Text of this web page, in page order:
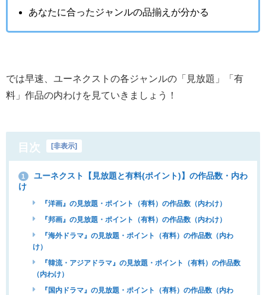
あなたに合ったジャンルの品揃えが分かる
では早速、ユーネクストの各ジャンルの「見放題」「有
料」作品の内わけを見ていきましょう！
目次 非表示
1
ユーネクスト【見放題と有料(ポイント)】の作品数・内わ
け
『洋画』の見放題・ポイント（有料）の作品数（内わけ）
『邦画』の見放題・ポイント（有料）の作品数（内わけ）
『海外ドラマ』の見放題・ポイント（有料）の作品数（内わ
け）
『韓流・アジアドラマ』の見放題・ポイント（有料）の作品数
（内わけ）
『国内ドラマ』の見放題・ポイント（有料）の作品数（内わ